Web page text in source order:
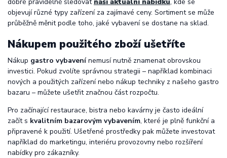
dobré pravidelně sledovat naši aktuální nabídku, kde se
objevují různé typy zařízení za zajímavé ceny. Sortiment se může
průběžně měnit podle toho, jaké vybavení se dostane na sklad.
Nákupem použitého zboží ušetříte
Nákup gastro vybavenínemusí nutně znamenat obrovskou
investici. Pokud zvolíte správnou strategii – například kombinaci
nových a použitých zařízení nebo nákup techniky z našeho gastro
bazaru – můžete ušetřit značnou část rozpočtu.
Pro začínající restaurace, bistra nebo kavárny je často ideální
začít s kvalitním bazarovým vybavením, které je plně funkční a
připravené k použití. Ušetřené prostředky pak můžete investovat
například do marketingu, interiéru provozovny nebo rozšíření
nabídky pro zákazníky.